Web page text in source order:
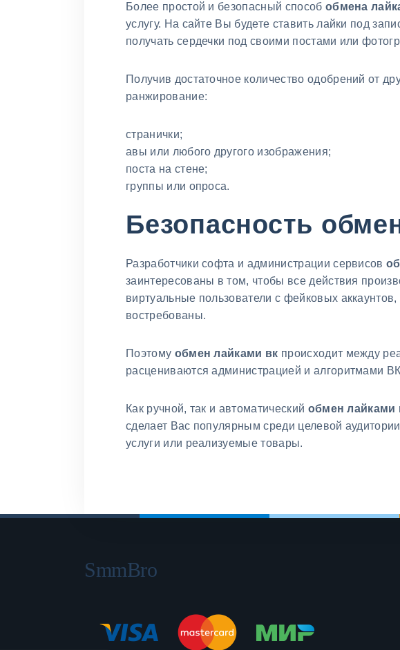
Более простой и безопасный способ обмена
услугу. На сайте Вы будете ставить лайки под
получать сердечки под своими постами или
Получив достаточное количество одобрений от
ранжирование:
странички;
авы или любого другого изображения;
поста на стене;
группы или опроса.
Безопасность
Разработчики софта и администрации сервисов
заинтересованы в том, чтобы все действия
виртуальные пользователи с фейковых
востребованы.
Поэтому обмен лайками вк происходит между
расцениваются администрацией и алгоритмами
Как ручной, так и автоматический обмен лайками
сделает Вас популярным среди целевой
услуги или реализуемые товары.
SmmBro